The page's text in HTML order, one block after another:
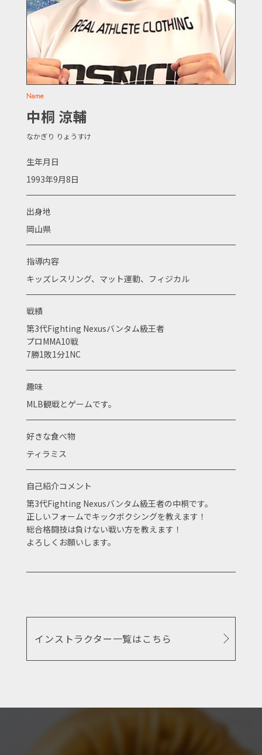
Name
中桐 涼輔
なかぎり りょうすけ
生年月日
1993年9月8日
出身地
岡山県
指導内容
キッズレスリング、マット運動、フィジカル
戦績
第3代Fighting Nexusバンタム級王者
プロMMA10戦
7勝1敗1分1NC
趣味
MLB観戦とゲームです。
好きな食べ物
ティラミス
自己紹介コメント
第3代Fighting Nexusバンタム級王者の中桐です。
正しいフォームでキックボクシングを教えます！
総合格闘技は負けない戦い方を教えます！
よろしくお願いします。
インストラクター一覧はこちら